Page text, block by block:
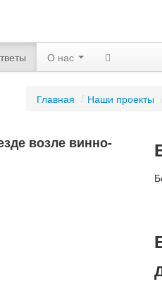
О нас
Главная / Наши проекты
возле винно-